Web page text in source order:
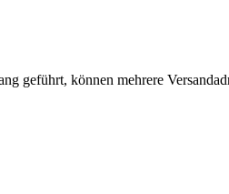
geführt, können mehrere